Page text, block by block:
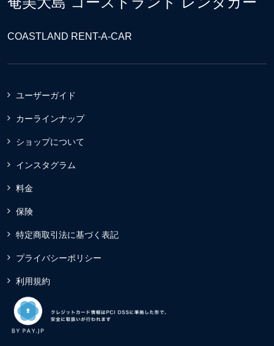
COASTLAND RENT-A-CAR
ユーザーガイド
カーラインナップ
ショップについて
インスタグラム
料金
保険
特定商取引法に基づく表記
プライバシーポリシー
利用規約